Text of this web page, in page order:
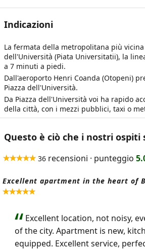
Indicazioni
La fermata della metropolitana più vicina
dell'Università (Piata Universitatii), la
a 7 minuti a piedi.
Dall'aeroporto Henri Coanda (Otopeni)
Piazza dell'Università.
Da Piazza dell'Università voi ha rapido
della città, con i mezzi pubblici, taxi o
Questo è ciò che i nostri ospiti
36 recensioni · punteggio
Excellent apartment in the heart of
Excellent location, not noisy,
of the city. Apartment is new,
equipped. Excellent service,